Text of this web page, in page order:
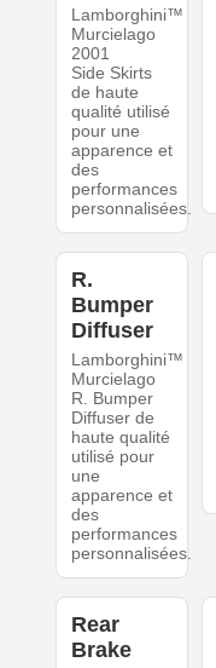
Lamborghini™
Murcielago
2001
Side Skirts
de haute
qualité utilisé
pour une
apparence et
des
performances
personnalisées.
R.
Bumper
Diffuser
Lamborghini™
Murcielago
R. Bumper
Diffuser de
haute qualité
utilisé pour
une
apparence et
des
performances
personnalisées.
Rear
Brake